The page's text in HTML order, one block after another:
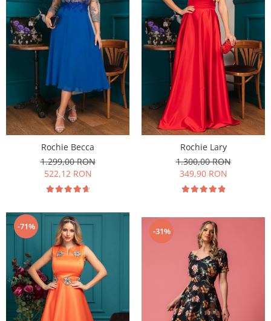
Rochie Becca
1.299,00 RON
522,12 RON
Rochie Lary
1.300,00 RON
349,90 RON
-71% -31%